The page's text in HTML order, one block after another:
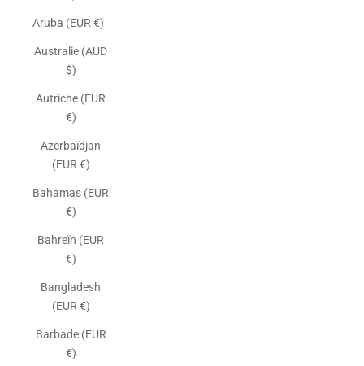
Aruba (EUR €)
Australie (AUD
$)
Autriche (EUR
€)
Azerbaïdjan
(EUR €)
Bahamas (EUR
€)
Bahreïn (EUR
€)
Bangladesh
(EUR €)
Barbade (EUR
€)